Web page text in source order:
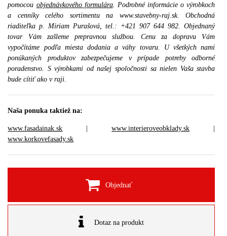
pomocou objednávkového formulára. Podrobné informácie o výrobkoch
a cenníky celého sortimentu na www.stavebny-raj.sk. Obchodná
riaditeľka p. Miriam Purašová, tel.: +421 907 644 982. Objednaný
tovar Vám zašleme prepravnou službou. Cenu za dopravu Vám
vypočítáme podľa miesta dodania a váhy tovaru. U všetkých nami
ponúkaných produktov zabezpečujeme v prípade potreby odborné
poradenstvo. S výrobkami od našej spoločnosti sa nielen Vaša stavba
bude cítiť ako v raji.
Naša ponuka taktiež na:
www.fasadainak.sk |www.interieroveobklady.sk |
www.korkovefasady.sk
Objednať
Dotaz na produkt